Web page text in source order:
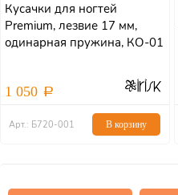
Кусачки для ногтей
Premium, лезвие 17 мм,
одинарная пружина, КО-01
1 050
Арт.: Б720-001 В корзину